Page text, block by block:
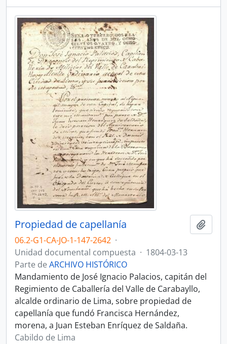
Propiedad de capellanía
06.2-G1-CA-JO-1-147-2642 ·
Unidad documental compuesta · 1804-03-13
Parte de ARCHIVO HISTÓRICO
Mandamiento de José Ignacio Palacios, capitán del
Regimiento de Caballería del Valle de Carabayllo,
alcalde ordinario de Lima, sobre propiedad de
capellanía que fundó Francisca Hernández,
morena, a Juan Esteban Enríquez de Saldaña.
Cabildo de Lima